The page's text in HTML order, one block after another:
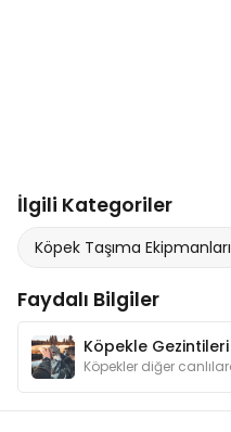
İlgili Kategoriler
Köpek Taşıma Ekipmanları
Faydalı Bilgiler